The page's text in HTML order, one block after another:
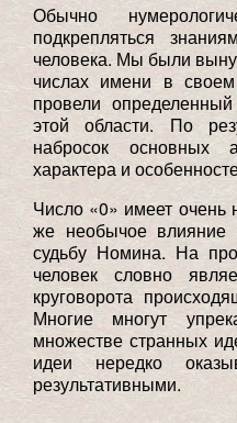
Обычно
подкрепляться
человека. Мы были
числах имени в
провели
этой области. По
набросок основных
характера и
Число «0» имеет
же необычое влияние
судьбу Номина. На
человек словно
круговорота
Многие многут
множестве странных
идеи нередко
результативными.